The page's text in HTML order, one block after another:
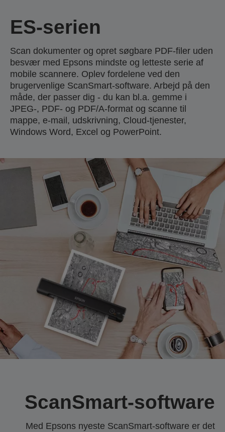
ES-serien
Scan dokumenter og opret søgbare PDF-filer uden
besvær med Epsons mindste og letteste serie af
mobile scannere. Oplev fordelene ved den
brugervenlige ScanSmart-software. Arbejd på den
måde, der passer dig - du kan bl.a. gemme i
JPEG-, PDF- og PDF/A-format og scanne til
mappe, e-mail, udskrivning, Cloud-tjenester,
Windows Word, Excel og PowerPoint.
ScanSmart-software
Med Epsons nyeste ScanSmart-software er det